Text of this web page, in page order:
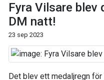
Fyra Vilsare
DM natt!
23 sep 2023
Det blev ett medaljregn